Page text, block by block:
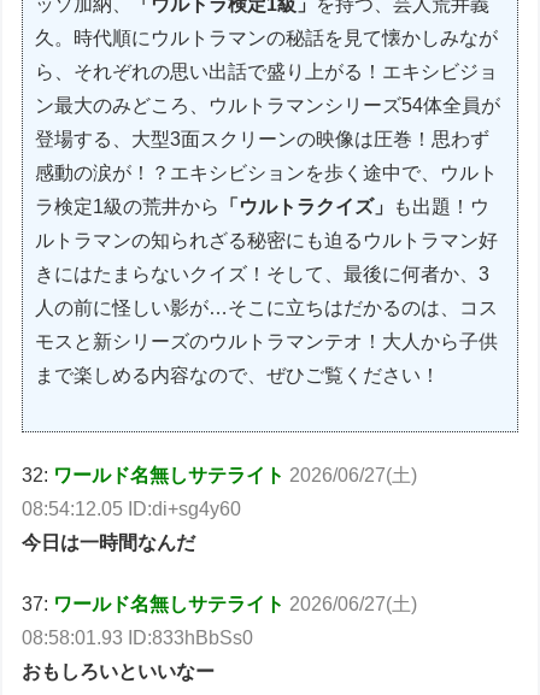
久。時代順にウルトラマンの秘話を見て懐かしみなが
ら、それぞれの思い出話で盛り上がる！エキシビジョ
ン最大のみどころ、ウルトラマンシリーズ54体全員が
登場する、大型3面スクリーンの映像は圧巻！思わず
感動の涙が！？エキシビションを歩く途中で、ウルト
ラ検定1級の荒井から
「ウルトラクイズ」
も出題！ウ
ルトラマンの知られざる秘密にも迫るウルトラマン好
きにはたまらないクイズ！そして、最後に何者か、3
人の前に怪しい影が…そこに立ちはだかるのは、コス
モスと新シリーズのウルトラマンテオ！大人から子供
まで楽しめる内容なので、ぜひご覧ください！
32: ワールド名無しサテライト 2026/06/27(土)
08:54:12.05 ID:di+sg4y60
今日は一時間なんだ
37: ワールド名無しサテライト 2026/06/27(土)
08:58:01.93 ID:833hBbSs0
おもしろいといいなー